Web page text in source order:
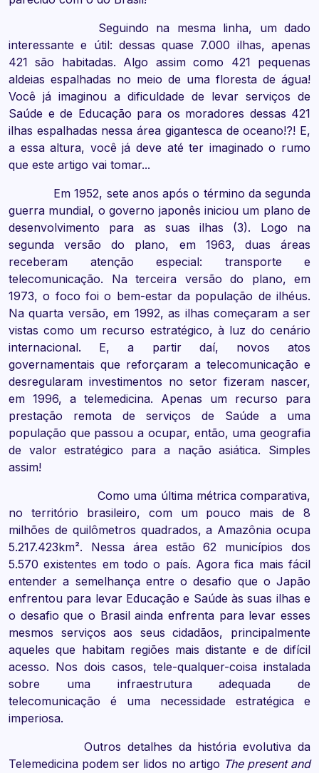
Seguindo na mesma linha, um dado
interessante e útil: dessas quase 7.000 ilhas, apenas
421 são habitadas. Algo assim como 421 pequenas
aldeias espalhadas no meio de uma floresta de água!
Você já imaginou a dificuldade de levar serviços de
Saúde e de Educação para os moradores dessas 421
ilhas espalhadas nessa área gigantesca de oceano!?! E,
a essa altura, você já deve até ter imaginado o rumo
que este artigo vai tomar...
Em 1952, sete anos após o término da segunda
guerra mundial, o governo japonês iniciou um plano de
desenvolvimento para as suas ilhas (3). Logo na
segunda versão do plano, em 1963, duas áreas
receberam atenção especial: transporte e
telecomunicação. Na terceira versão do plano, em
1973, o foco foi o bem-estar da população de ilhéus.
Na quarta versão, em 1992, as ilhas começaram a ser
vistas como um recurso estratégico, à luz do cenário
internacional. E, a partir daí, novos atos
governamentais que reforçaram a telecomunicação e
desregularam investimentos no setor fizeram nascer,
em 1996, a telemedicina. Apenas um recurso para
prestação remota de serviços de Saúde a uma
população que passou a ocupar, então, uma geografia
de valor estratégico para a nação asiática. Simples
assim!
Como uma última métrica comparativa,
no território brasileiro, com um pouco mais de 8
milhões de quilômetros quadrados, a Amazônia ocupa
5.217.423km². Nessa área estão 62 municípios dos
5.570 existentes em todo o país. Agora fica mais fácil
entender a semelhança entre o desafio que o Japão
enfrentou para levar Educação e Saúde às suas ilhas e
o desafio que o Brasil ainda enfrenta para levar esses
mesmos serviços aos seus cidadãos, principalmente
aqueles que habitam regiões mais distante e de difícil
acesso. Nos dois casos, tele-qualquer-coisa instalada
sobre uma infraestrutura adequada de
telecomunicação é uma necessidade estratégica e
imperiosa.
Outros detalhes da história evolutiva da
Telemedicina podem ser lidos no artigo The present and